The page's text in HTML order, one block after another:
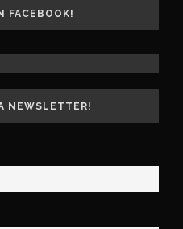
FACEBOOK!
NEWSLETTER!